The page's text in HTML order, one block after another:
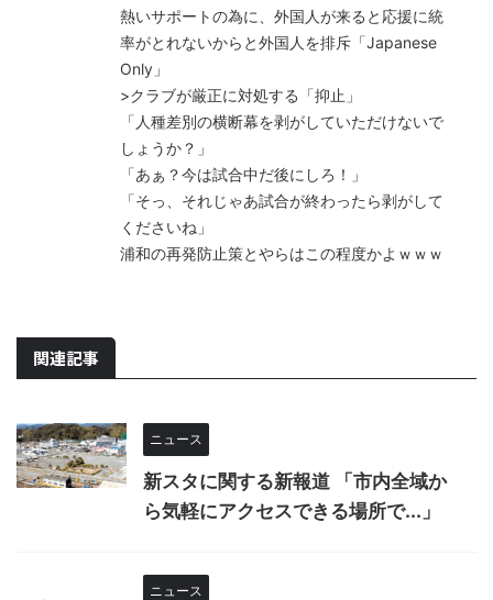
熱いサポートの為に、外国人が来ると応援に統
率がとれないからと外国人を排斥「Japanese
Only」
>クラブが厳正に対処する「抑止」
「人種差別の横断幕を剥がしていただけないで
しょうか？」
「あぁ？今は試合中だ後にしろ！」
「そっ、それじゃあ試合が終わったら剥がして
くださいね」
浦和の再発防止策とやらはこの程度かよｗｗｗ
関連記事
ニュース
新スタに関する新報道 「市内全域か
ら気軽にアクセスできる場所で...」
ニュース